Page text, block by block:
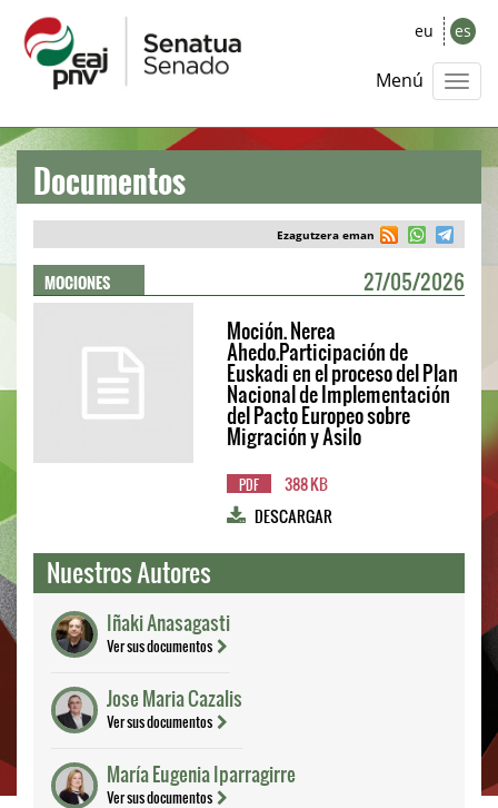
eu es
Menú
Documentos
Ezagutzera eman
MOCIONES
27/05/2026
Moción. Nerea
Ahedo.Participación de
Euskadi en el proceso del Plan
Nacional de Implementación
del Pacto Europeo sobre
Migración y Asilo
PDF
388 KB
DESCARGAR
Nuestros Autores
Iñaki Anasagasti
Ver sus documentos
Jose Maria Cazalis
Ver sus documentos
María Eugenia Iparragirre
Ver sus documentos